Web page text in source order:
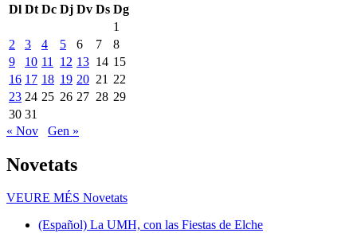
Dl Dt Dc Dj Dv Ds Dg
1
2
3 4 5 6 7
8
9
10 11 12 13 14 15
16 17 18 19 20 21 22
23 24 25 26 27 28 29
30 31
« Nov
Gen »
Novetats
VEURE MÉS Novetats
(Español) La UMH, con las Fiestas de Elche